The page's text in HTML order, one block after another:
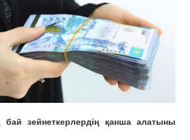
бай зейнеткерлердің қанша алатыны